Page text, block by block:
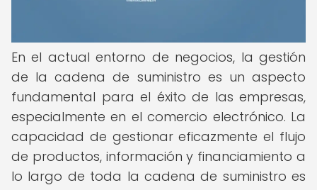
En el actual entorno de negocios, la gestión
de la cadena de suministro es un aspecto
fundamental para el éxito de las empresas,
especialmente en el comercio electrónico. La
capacidad de gestionar eficazmente el flujo
de productos, información y financiamiento a
lo largo de toda la cadena de suministro es